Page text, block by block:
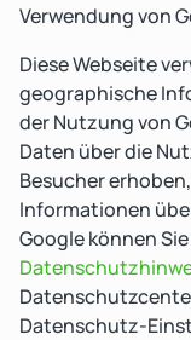
Verwendung von
Diese Webseite
geographische
der Nutzung von
Daten über die
Besucher
Informationen
Google können Sie
Datenschutz-